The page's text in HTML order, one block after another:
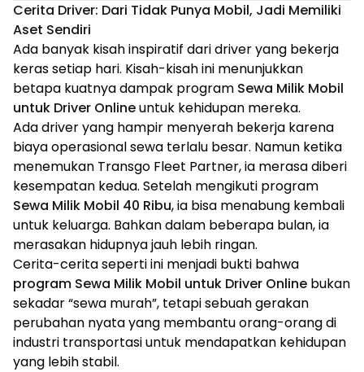
Cerita Driver: Dari Tidak Punya Mobil, Jadi Memiliki
Aset Sendiri
Ada banyak kisah inspiratif dari driver yang bekerja
keras setiap hari. Kisah-kisah ini menunjukkan
betapa kuatnya dampak program Sewa Milik Mobil
untuk Driver Onlineuntuk kehidupan mereka.
Ada driver yang hampir menyerah bekerja karena
biaya operasional sewa terlalu besar. Namun ketika
menemukan Transgo Fleet Partner, ia merasa diberi
kesempatan kedua. Setelah mengikuti program
Sewa Milik Mobil 40 Ribu, ia bisa menabung kembali
untuk keluarga. Bahkan dalam beberapa bulan, ia
merasakan hidupnya jauh lebih ringan.
Cerita-cerita seperti ini menjadi bukti bahwa
program Sewa Milik Mobil untuk Driver Online bukan
sekadar “sewa murah”, tetapi sebuah gerakan
perubahan nyata yang membantu orang-orang di
industri transportasi untuk mendapatkan kehidupan
yang lebih stabil.